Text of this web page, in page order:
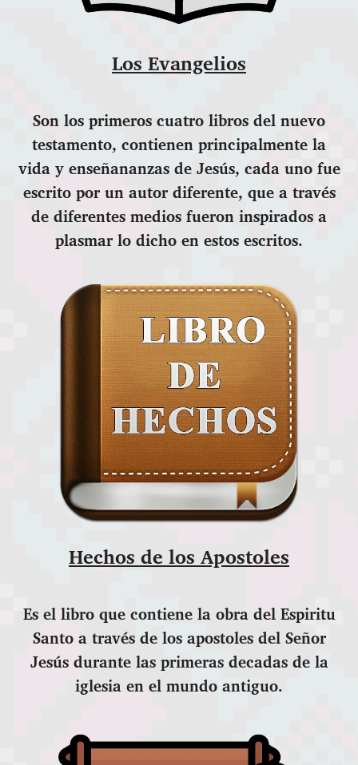
Los Evangelios
Son los primeros cuatro libros del nuevo
testamento, contienen principalmente la
vida y enseñananzas de Jesús, cada uno fue
escrito por un autor diferente, que a través
de diferentes medios fueron inspirados a
plasmar lo dicho en estos escritos.
Hechos de los Apostoles
Es el libro que contiene la obra del Espiritu
Santo a través de los apostoles del Señor
Jesús durante las primeras decadas de la
iglesia en el mundo antiguo.